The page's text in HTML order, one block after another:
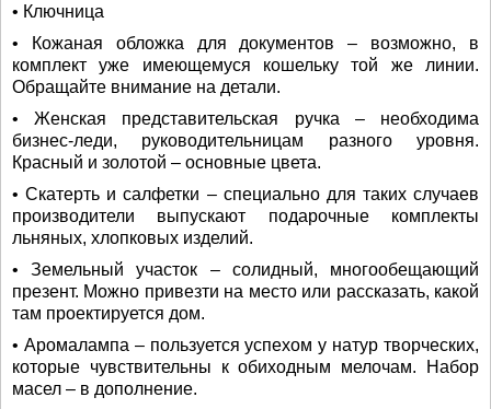
• Ключница
• Кожаная обложка для документов – возможно, в
комплект уже имеющемуся кошельку той же линии.
Обращайте внимание на детали.
• Женская представительская ручка – необходима
бизнес-леди, руководительницам разного уровня.
Красный и золотой – основные цвета.
• Скатерть и салфетки – специально для таких случаев
производители выпускают подарочные комплекты
льняных, хлопковых изделий.
• Земельный участок – солидный, многообещающий
презент. Можно привезти на место или рассказать, какой
там проектируется дом.
• Аромалампа – пользуется успехом у натур творческих,
которые чувствительны к обиходным мелочам. Набор
масел – в дополнение.